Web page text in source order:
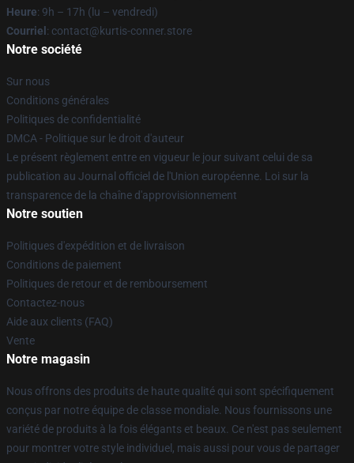
Heure: 9h – 17h (lu – vendredi)
Courriel : contact@kurtis-conner.store
Notre société
Sur nous
Conditions générales
Politiques de confidentialité
DMCA - Politique sur le droit d'auteur
Le présent règlement entre en vigueur le jour suivant celui de sa
publication au Journal officiel de l'Union européenne. Loi sur la
transparence de la chaîne d'approvisionnement
Notre soutien
Politiques d'expédition et de livraison
Conditions de paiement
Politiques de retour et de remboursement
Contactez-nous
Aide aux clients (FAQ)
Vente
Notre magasin
Nous offrons des produits de haute qualité qui sont spécifiquement
conçus par notre équipe de classe mondiale. Nous fournissons une
variété de produits à la fois élégants et beaux. Ce n'est pas seulement
pour montrer votre style individuel, mais aussi pour vous de partager